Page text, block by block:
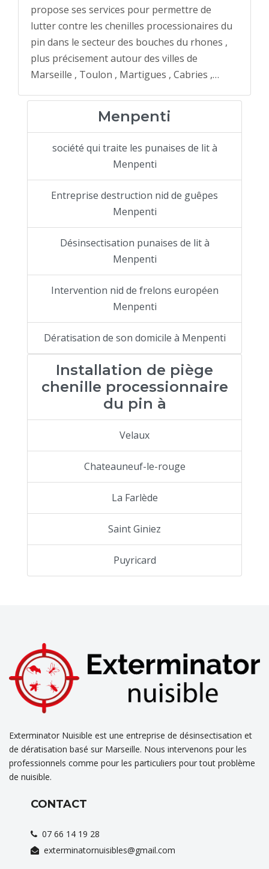
propose ses services pour permettre de
lutter contre les chenilles processionaires du
pin dans le secteur des bouches du rhones ,
plus précisement autour des villes de
Marseille , Toulon , Martigues , Cabries ,…
Menpenti
société qui traite les punaises de lit à
Menpenti
Entreprise destruction nid de guêpes
Menpenti
Désinsectisation punaises de lit à
Menpenti
Intervention nid de frelons européen
Menpenti
Dératisation de son domicile à Menpenti
Installation de piège
chenille processionnaire
du pin à
Velaux
Chateauneuf-le-rouge
La Farlède
Saint Giniez
Puyricard
Exterminator Nuisible est une entreprise de désinsectisation et
de dératisation basé sur Marseille. Nous intervenons pour les
professionnels comme pour les particuliers pour tout problème
de nuisible.
CONTACT
07 66 14 19 28
exterminatornuisibles@gmail.com